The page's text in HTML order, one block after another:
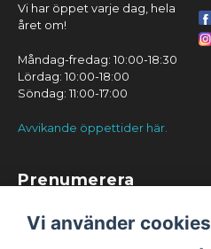
Vi har öppet varje dag, hela
året om!
Måndag-fredag: 10:00-18:30
Lördag: 10:00-18:00
Söndag: 11:00-17:00
Avvikande öppettider här.
Prenumerera
Vi använder cookies